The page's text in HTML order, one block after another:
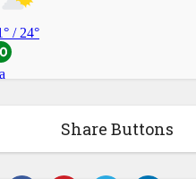
Share Buttons